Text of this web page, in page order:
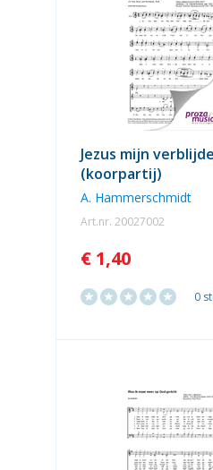
Jezus mijn
(koorpartij)
A. Hammerschmidt
Art.nr. 20027002
€ 1,40
0